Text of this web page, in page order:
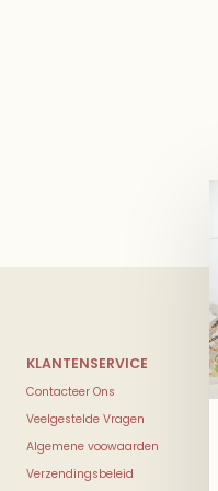
Contacteer Ons
Veelgestelde Vragen
Algemene voowaarden
Verzendingsbeleid